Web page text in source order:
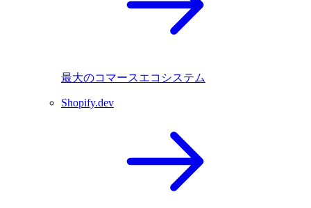
最大のコマースエコシステム
Shopify.dev